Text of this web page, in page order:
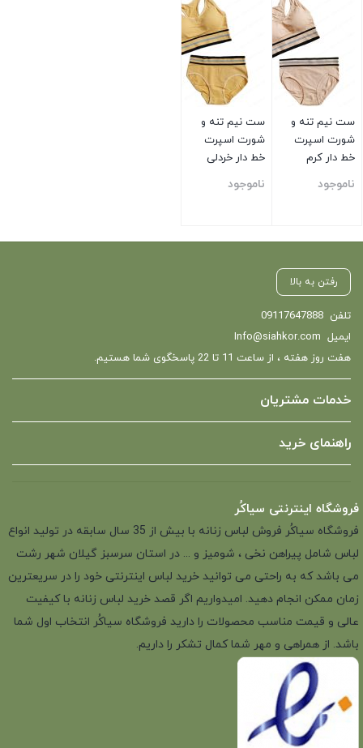
ست نیم تنه و
شورت اسپرت
خط دار کرم
ناموجود
ست نیم تنه و
شورت اسپرت
خط دار خردلی
ناموجود
رفتن به بالا
تلفن 09117647888
ایمیل Info@siahkor.com
هفت روز هفته ، از ساعت 11 تا 22 پاسخگوی شما هستیم.
خدمات مشتریان
راهنمای خرید
فروشگاه اینترنتی سیاکُر
فروشگاه سیاکُر فروش لباس زنانه با بیش از 35 سال سابقه در تولید انواع
لباس شامل پیراهن نخی ، شومیز و ... در استان سرسبز گیلان شهر رشت
می باشد که به راحتی می توانید خرید لباس اینترنتی خود را در سریعترین
زمان ممکن انجام دهید. امیدواریم اگر قصد خرید لباس زنانه با کیفیت
عالی و قیمت مناسب محصولات را دارید فروشگاه سیاکُر انتخاب اول شما
باشد. از همراهی و مهر شما کمال تشکر را داریم.